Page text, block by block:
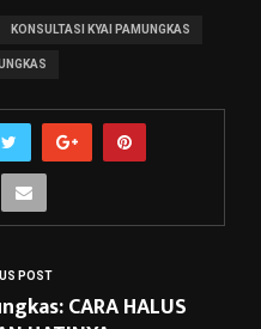
KONSULTASI KYAI PAMUNGKAS
POST
CARA HALUS